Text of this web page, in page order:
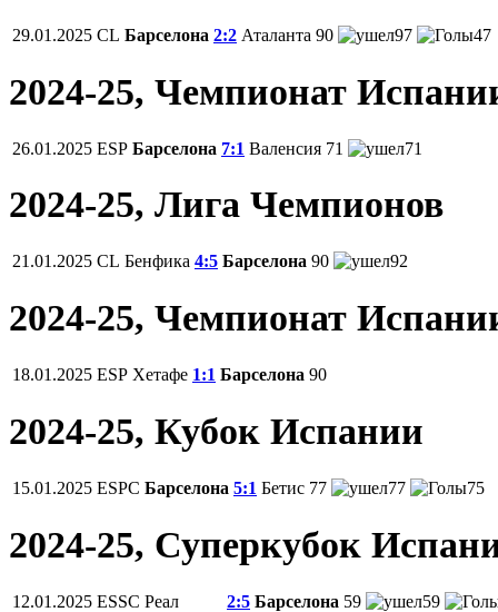
29.01.2025 CL Барселона 2:2 Аталанта 90 97 47
2024-25, Чемпионат
26.01.2025 ESP Барселона 7:1 Валенсия 71 71
2024-25, Лига Чемпионов
21.01.2025 CL Бенфика 4:5 Барселона 90 92
2024-25, Чемпионат
18.01.2025 ESP Хетафе 1:1 Барселона 90
2024-25, Кубок Испании
15.01.2025 ESPC Барселона 5:1 Бетис 77 77 75
2024-25, Суперкубок
12.01.2025 ESSC Реал 2:5 Барселона 59 59